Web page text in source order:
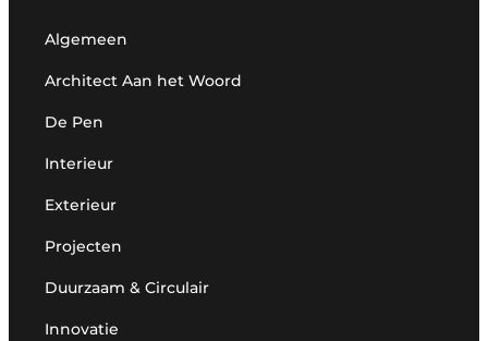
Algemeen
Architect Aan het Woord
De Pen
Interieur
Exterieur
Projecten
Duurzaam & Circulair
Innovatie